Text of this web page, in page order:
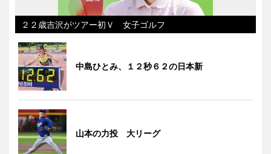
２２歳吉沢がツアー初Ｖ 女子ゴルフ
中島ひとみ、１２秒６２の日本新
山本の力投 大リーグ